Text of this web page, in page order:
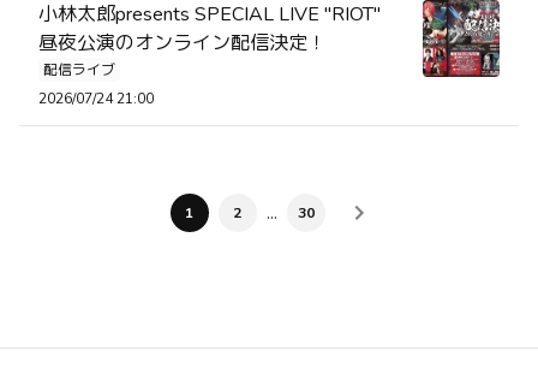
小林太郎presents SPECIAL LIVE "RIOT"
昼夜公演のオンライン配信決定！
配信ライブ
2026/07/24 21:00
1 2 … 30